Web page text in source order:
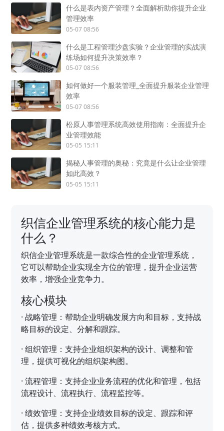
什么是表内资产管理？全面解析助你提升企业
管理效率
05-07 08:56
什么是工程管理沙盘实验？企业管理的实战演
练场如何提升决策效率？
05-07 08:56
如何做好一个服装管理_全面提升服装企业管理
效率
05-07 08:56
松原人事管理系统高效使用指南：全面提升企
业管理效能
05-05 15:11
揭秘人事管理的奥秘：究竟是什么让企业管理
如此高效？
05-05 15:11
织信企业管理系统的核心能力是
什么？
织信企业管理系统是一款综合性的企业管理系统，
它可以帮助企业实现全方位的管理，提升企业运营
效率，增强企业竞争力。
核心模块
·战略管理：帮助企业明确发展方向和目标，支持战
略目标的设定、分解和跟踪。
·组织管理：支持企业组织架构的设计、调整和管
理，提供可视化的组织架构图。
·流程管理：支持企业业务流程的优化和管理，包括
流程设计、流程执行、流程监控等。
·绩效管理：支持企业绩效目标的设定、跟踪和评
估，提供多种绩效考核方式。